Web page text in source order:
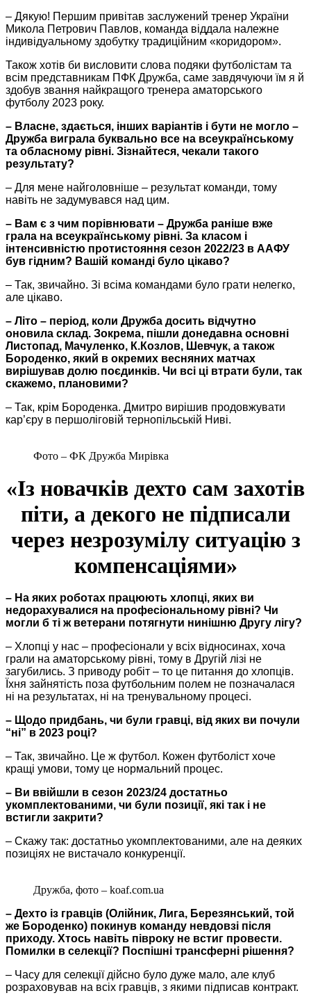
– Дякую! Першим привітав заслужений тренер України
Микола Петрович Павлов, команда віддала належне
індивідуальному здобутку традиційним «коридором».
Також хотів би висловити слова подяки футболістам та
всім представникам ПФК Дружба, саме завдячуючи їм я й
здобув звання найкращого тренера аматорського
футболу 2023 року.
– Власне, здається, інших варіантів і бути не могло –
Дружба виграла буквально все на всеукраїнському
та обласному рівні. Зізнайтеся, чекали такого
результату?
– Для мене найголовніше – результат команди, тому
навіть не задумувався над цим.
– Вам є з чим порівнювати – Дружба раніше вже
грала на всеукраїнському рівні. За класом і
інтенсивністю протистояння сезон 2022/23 в ААФУ
був гідним? Вашій команді було цікаво?
– Так, звичайно. Зі всіма командами було грати нелегко,
але цікаво.
– Літо – період, коли Дружба досить відчутно
оновила склад. Зокрема, пішли донедавна основні
Листопад, Мачуленко, К.Козлов, Шевчук, а також
Бороденко, який в окремих весняних матчах
вирішував долю поєдинків. Чи всі ці втрати були, так
скажемо, плановими?
– Так, крім Бороденка. Дмитро вирішив продовжувати
кар’єру в першоліговій тернопільській Ниві.
Фото – ФК Дружба Мирівка
«Із новачків дехто сам захотів
піти, а декого не підписали
через незрозумілу ситуацію з
компенсаціями»
– На яких роботах працюють хлопці, яких ви
недорахувалися на професіональному рівні? Чи
могли б ті ж ветерани потягнути нинішню Другу лігу?
– Хлопці у нас – професіонали у всіх відносинах, хоча
грали на аматорському рівні, тому в Другій лізі не
загубились. З приводу робіт – то це питання до хлопців.
Їхня зайнятість поза футбольним полем не позначалася
ні на результатах, ні на тренувальному процесі.
– Щодо придбань, чи були гравці, від яких ви почули
“ні” в 2023 році?
– Так, звичайно. Це ж футбол. Кожен футболіст хоче
кращі умови, тому це нормальний процес.
– Ви ввійшли в сезон 2023/24 достатньо
укомплектованими, чи були позиції, які так і не
встигли закрити?
– Скажу так: достатньо укомплектованими, але на деяких
позиціях не вистачало конкуренції.
Дружба, фото – koaf.com.ua
– Дехто із гравців (Олійник, Лига, Березянський, той
же Бороденко) покинув команду невдовзі після
приходу. Хтось навіть півроку не встиг провести.
Помилки в селекції? Поспішні трансферні рішення?
– Часу для селекції дійсно було дуже мало, але клуб
розраховував на всіх гравців, з якими підписав контракт.